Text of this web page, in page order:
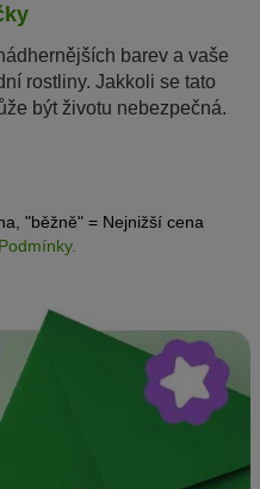
barev a vaše
rostliny. Jakkoli se tato
být životu nebezpečná.
"běžně" = Nejnižší cena